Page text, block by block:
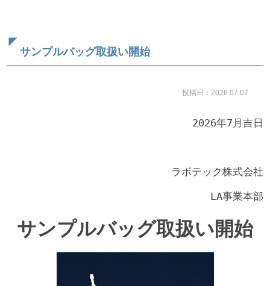
サンプルバッグ取扱い開始
投稿日：2026.07.07
2026年7月吉日
ラボテック株式会社
LA事業本部
サンプルバッグ取扱い開始